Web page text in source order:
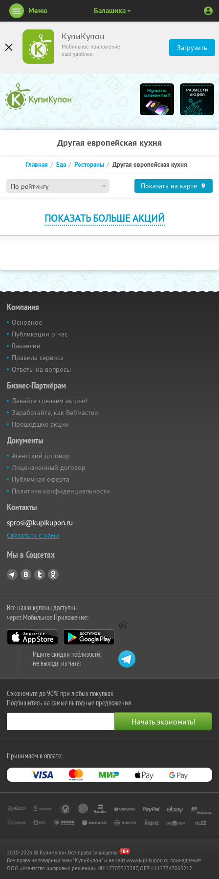
КупиКупон
Мобильное приложение
ещё удобнее
Загрузить
Меню Балашиха
Другая европейская кухня
По рейтингу
Главная Еда Рестораны Другая европейская кухня
Показать на карте
ПОКАЗАТЬ БОЛЬШЕ АКЦИЙ
Компания
Основное
Публикации о нас
Вакансии
Правила сервиса
Ответы на вопросы
Бизнес-Партнёрам
Давайте сделаем акцию!
Заработайте, как Вебмастер
Прошедшие акции
Документы
Агентский договор
Лицензионный договор
Публичная оферта
Политика конфиденциальности
Контакты
sprosi@kupikupon.ru
Связаться с нами
Мы в Соцсетях
Все наши купоны доступны
через Мобильное Приложение:
Ищите скидки поблизости,
не выходя из чата:
Сэкономьте до 90% при любых покупках
Подпишитесь на самые выгодные предложения
Принимаем к оплате:
2010-2026 © КупиКупон. Все права защищены.
Все права на товарный знак "КупиКупон" и на сайт www.kupikupon.ru принадлежат
OOO «Агентство цифровых решений» ИНН 7705523387, ОГРН 1127747063212